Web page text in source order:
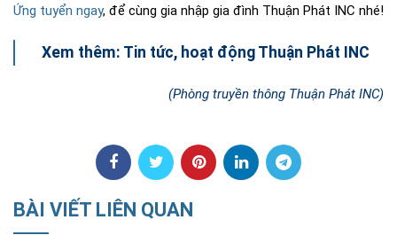
Ứng tuyển ngay, để cùng gia nhập gia đình Thuận Phát INC nhé!
Xem thêm: Tin tức, hoạt động Thuận Phát INC
(Phòng truyền thông Thuận Phát INC)
BÀI VIẾT LIÊN QUAN